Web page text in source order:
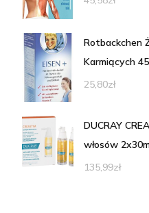
Rotbackchen
Karmiących
25,80zł
DUCRAY
włosów
135,99zł